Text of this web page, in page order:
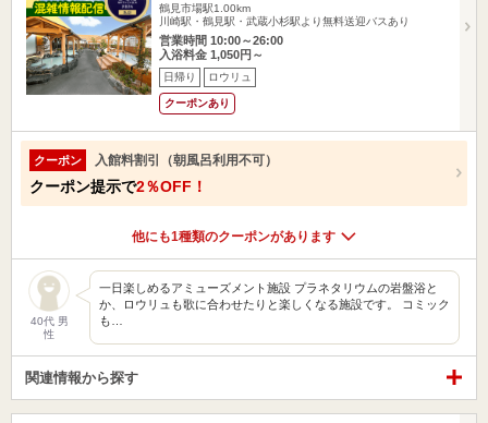
鶴見市場駅1.00km
川崎駅・鶴見駅・武蔵小杉駅より無料送迎バスあり
営業時間 10:00～26:00
入浴料金 1,050円～
日帰り ロウリュ
クーポンあり
クーポン 入館料割引（朝風呂利用不可）
クーポン提示で2％OFF！
他にも1種類のクーポンがあります
40代 男
性
一日楽しめるアミューズメント施設 プラネタリウムの岩盤浴と
か、ロウリュも歌に合わせたりと楽しくなる施設です。 コミック
も…
関連情報から探す